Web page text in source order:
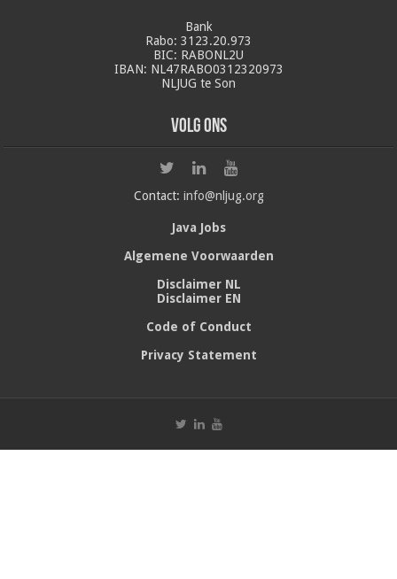
Bank
Rabo: 3123.20.973
BIC: RABONL2U
IBAN: NL47RABO0312320973
NLJUG te Son
Volg ons
Contact: info@nljug.org
Java Jobs
Algemene Voorwaarden
Disclaimer NL
Disclaimer EN
Code of Conduct
Privacy Statement